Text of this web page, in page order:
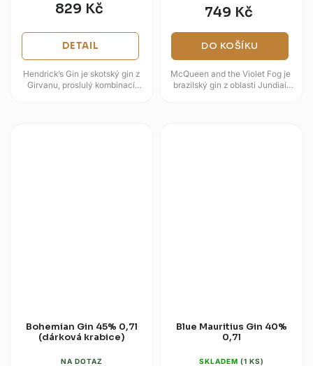
829 Kč
DETAIL
Hendrick’s Gin je skotský gin z
Girvanu, proslulý kombinací
749 Kč
DO KOŠÍKU
McQueen and the Violet Fog je
brazilský gin z oblasti Jundiaí,
Bohemian Gin 45% 0,7l
(dárková krabice)
NA DOTAZ
Blue Mauritius Gin 40%
0,7l
SKLADEM (1 KS)